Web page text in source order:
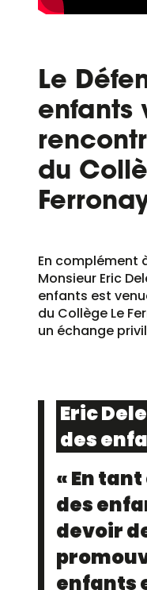
Le
enfants
du
En complément
Monsieur Eric
enfants est
du Collège Le
un échange
Eric
des
« En
des
devoir
enfants